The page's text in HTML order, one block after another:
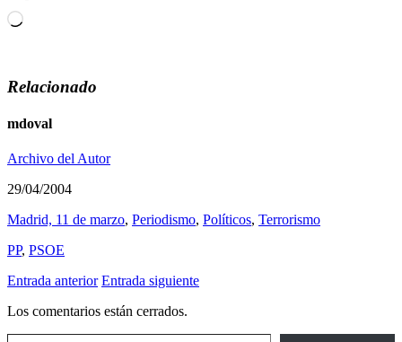
Cargando...
Relacionado
mdoval
Archivo del Autor
29/04/2004
Madrid, 11 de marzo, Periodismo, Polí­ticos, Terrorismo
PP, PSOE
Entrada anterior Entrada siguiente
Los comentarios están cerrados.
Escribe tu correo electrónico…